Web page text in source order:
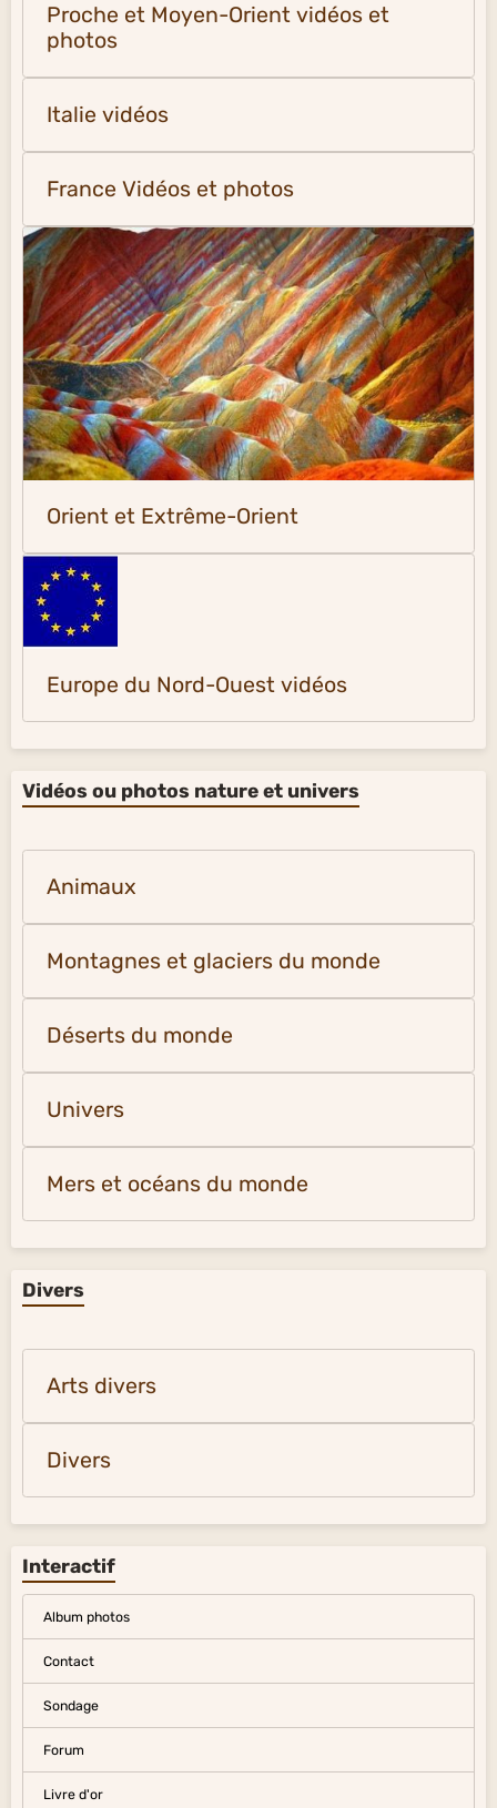
Proche et Moyen-Orient vidéos et
photos
Italie vidéos
France Vidéos et photos
Orient et Extrême-Orient
Europe du Nord-Ouest vidéos
Vidéos ou photos nature et univers
Animaux
Montagnes et glaciers du monde
Déserts du monde
Univers
Mers et océans du monde
Divers
Arts divers
Divers
Interactif
Album photos
Contact
Sondage
Forum
Livre d'or